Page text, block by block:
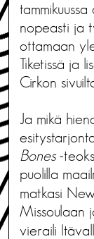
nopeasti ja
ottamaan
Tiketissä ja
Cirkon
Ja mikä
Bones-
puolilla
matkasi
Missoulaan
vieraili